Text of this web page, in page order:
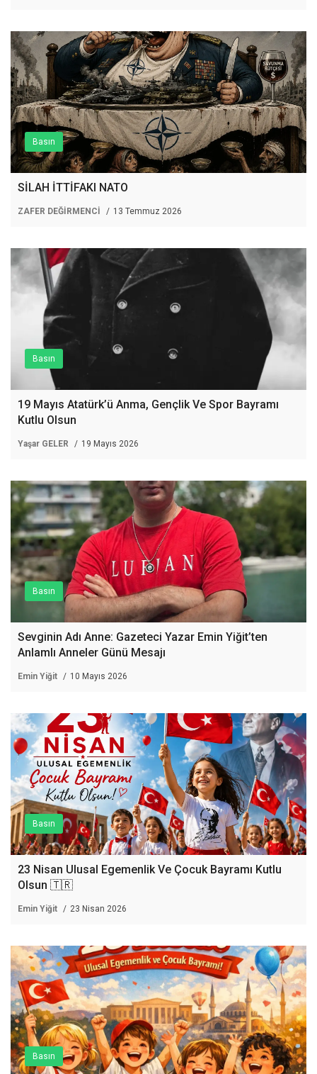
Basın
SİLAH İTTİFAKI NATO
ZAFER DEĞİRMENCİ 13 Temmuz 2026
Basın
19 Mayıs Atatürk’ü Anma, Gençlik Ve Spor Bayramı
Kutlu Olsun
Yaşar GELER 19 Mayıs 2026
Basın
Sevginin Adı Anne: Gazeteci Yazar Emin Yiğit’ten
Anlamlı Anneler Günü Mesajı
Emin Yiğit 10 Mayıs 2026
Basın
23 Nisan Ulusal Egemenlik Ve Çocuk Bayramı Kutlu
Olsun 🇹🇷
Emin Yiğit 23 Nisan 2026
Basın